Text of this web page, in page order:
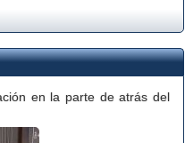
en la parte de atrás del